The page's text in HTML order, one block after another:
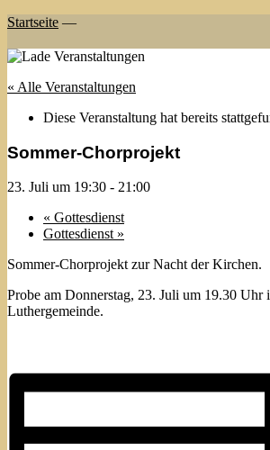
Startseite —
« Alle Veranstaltungen
Diese Veranstaltung hat bereits
Sommer-Chorprojekt
23. Juli um 19:30 - 21:00
« Gottesdienst
Gottesdienst »
Sommer-Chorprojekt zur Nacht der Kirchen.
Probe am Donnerstag, 23. Juli um 19.30 Uhr
Luthergemeinde.